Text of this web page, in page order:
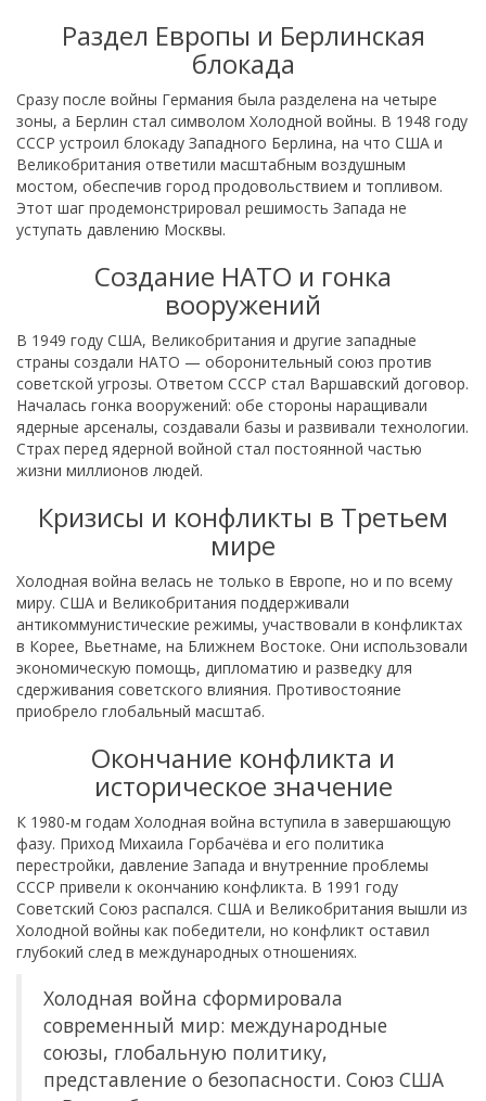
Раздел Европы и Берлинская
блокада
Сразу после войны Германия была разделена на четыре
зоны, а Берлин стал символом Холодной войны. В 1948 году
СССР устроил блокаду Западного Берлина, на что США и
Великобритания ответили масштабным воздушным
мостом, обеспечив город продовольствием и топливом.
Этот шаг продемонстрировал решимость Запада не
уступать давлению Москвы.
Создание НАТО и гонка
вооружений
В 1949 году США, Великобритания и другие западные
страны создали НАТО — оборонительный союз против
советской угрозы. Ответом СССР стал Варшавский договор.
Началась гонка вооружений: обе стороны наращивали
ядерные арсеналы, создавали базы и развивали технологии.
Страх перед ядерной войной стал постоянной частью
жизни миллионов людей.
Кризисы и конфликты в Третьем
мире
Холодная война велась не только в Европе, но и по всему
миру. США и Великобритания поддерживали
антикоммунистические режимы, участвовали в конфликтах
в Корее, Вьетнаме, на Ближнем Востоке. Они использовали
экономическую помощь, дипломатию и разведку для
сдерживания советского влияния. Противостояние
приобрело глобальный масштаб.
Окончание конфликта и
историческое значение
К 1980-м годам Холодная война вступила в завершающую
фазу. Приход Михаила Горбачёва и его политика
перестройки, давление Запада и внутренние проблемы
СССР привели к окончанию конфликта. В 1991 году
Советский Союз распался. США и Великобритания вышли из
Холодной войны как победители, но конфликт оставил
глубокий след в международных отношениях.
Холодная война сформировала
современный мир: международные
союзы, глобальную политику,
представление о безопасности. Союз США